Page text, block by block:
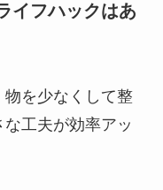
イフハックはあ
を少なくして整
工夫が効率アッ